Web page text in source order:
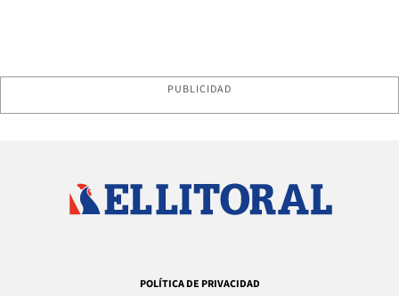
PUBLICIDAD
POLÍTICA DE PRIVACIDAD